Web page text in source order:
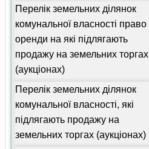
Перелік земельних ділянок
комунальної власності право
оренди на які підлягають
продажу на земельних торгах
(аукціонах)
Перелік земельних ділянок
комунальної власності, які
підлягають продажу на
земельних торгах (аукціонах)